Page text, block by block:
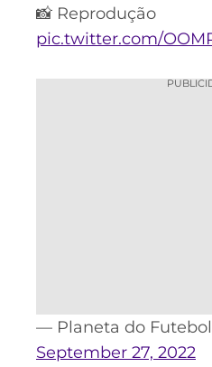
📸 Reprodução
pic.twitter.com/
— Planeta do
September 27, 2022